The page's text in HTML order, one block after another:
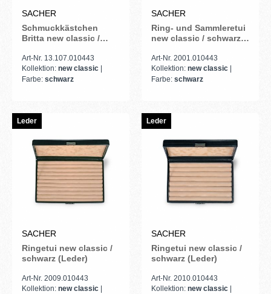
SACHER
Schmuckkästchen
Britta new classic /
Art-Nr. 13.107.010443
Kollektion: new classic
Farbe: schwarz
SACHER
Ring- und Sammleretui
new classic / schwarz
Art-Nr. 2001.010443
Kollektion: new classic
Farbe: schwarz
Leder
SACHER
Ringetui new classic /
schwarz (Leder)
Art-Nr. 2009.010443
Kollektion: new classic
Leder
SACHER
Ringetui new classic /
schwarz (Leder)
Art-Nr. 2010.010443
Kollektion: new classic